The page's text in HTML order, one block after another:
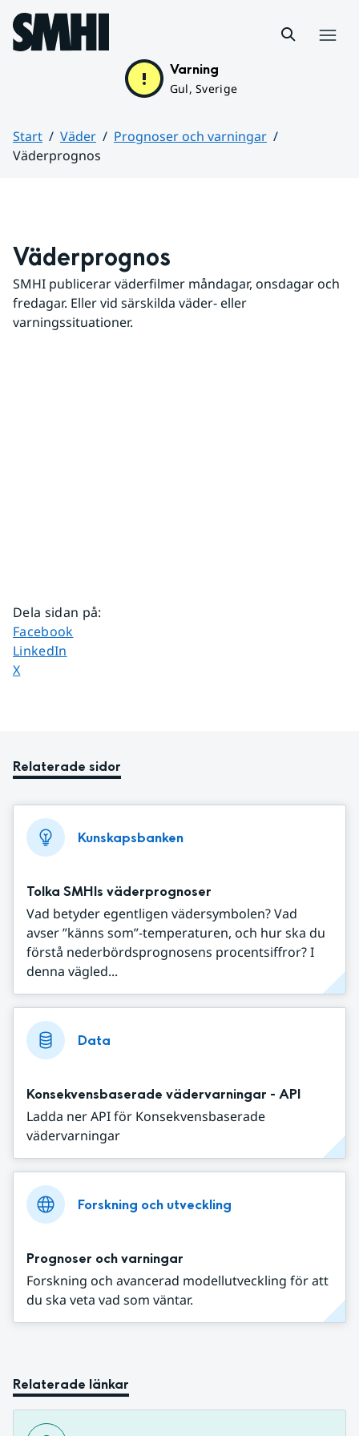
Hoppa till sidans innehåll
Varning
Gul, Sverige
Start Väder
Prognoser och varningar
Väderprognos
Väderprognos
SMHI publicerar väderfilmer måndagar, onsdagar och
fredagar. Eller vid särskilda väder- eller
varningssituationer.
Dela sidan på:
Dela sidan på
Facebook
Dela sidan på
LinkedIn
Dela sidan på
X
Relaterade sidor
Kunskapsbanken
Tolka SMHIs väderprognoser
Vad betyder egentligen vädersymbolen? Vad
avser ”känns som”-temperaturen, och hur ska du
förstå nederbördsprognosens procentsiffror? I
denna vägled...
Data
Konsekvensbaserade vädervarningar - API
Ladda ner API för Konsekvensbaserade
vädervarningar
Forskning och utveckling
Prognoser och varningar
Forskning och avancerad modellutveckling för att
du ska veta vad som väntar.
Relaterade länkar